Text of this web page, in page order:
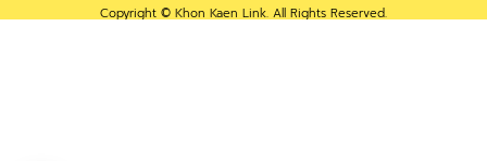
Copyright © Khon Kaen Link. All Rights Reserved.